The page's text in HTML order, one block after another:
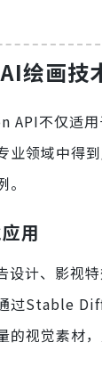
绘画技
不仅适用
业领域中得
用
设计、影视
过Stable
的视觉素材